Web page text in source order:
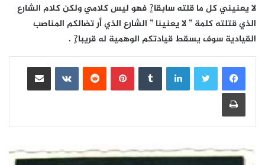
لا يعنيني كل ما قلته سابقا?ٍ فهو ليس كلامي ولكن كلام الشارع
الذي قتلته كلمة ” لا يعنينا ” الشارع الذي أر تضالكم المناصب
القيادية سوف يسقط قيادتكم الوهمية له قريبا?ٍ .
لينكدإن بينتيريست
مشاركة عبر البريد
طباعة